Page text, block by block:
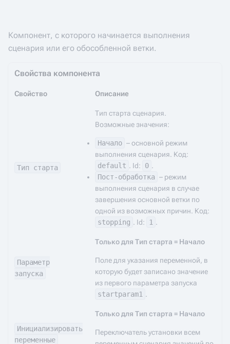
Компонент, с которого начинается выполнения
сценария или его обособленной ветки.
Свойства компонента
Свойство Описание
Тип старта
Тип старта сценария.
Возможные значения:
Начало – основной режим
выполнения сценария. Код:
default
. Id: 0
Пост-обработка – режим
выполнения сценария в случае
завершения основной ветки по
одной из возможных причин. Код:
stopping
. Id: 1
Параметр
запуска
Только для Тип старта = Начало
Поле для указания переменной, в
которую будет записано значение
из первого параметра запуска
startparam1
Инициализировать
переменные
Только для Тип старта = Начало
Переключатель установки всем